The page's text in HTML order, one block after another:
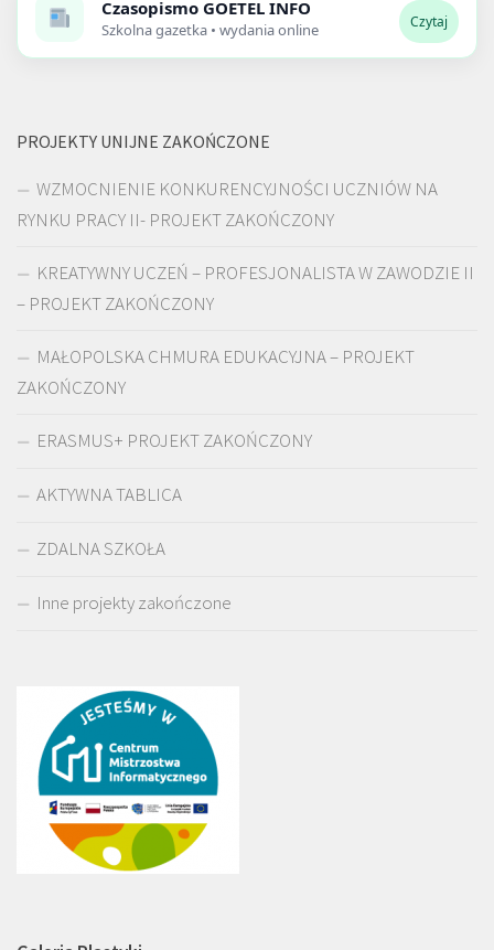
Czasopismo GOETEL INFO
Szkolna gazetka • wydania online Czytaj
PROJEKTY UNIJNE ZAKOŃCZONE
WZMOCNIENIE KONKURENCYJNOŚCI UCZNIÓW NA
RYNKU PRACY II- PROJEKT ZAKOŃCZONY
KREATYWNY UCZEŃ – PROFESJONALISTA W ZAWODZIE II
– PROJEKT ZAKOŃCZONY
MAŁOPOLSKA CHMURA EDUKACYJNA – PROJEKT
ZAKOŃCZONY
ERASMUS+ PROJEKT ZAKOŃCZONY
AKTYWNA TABLICA
ZDALNA SZKOŁA
Inne projekty zakończone